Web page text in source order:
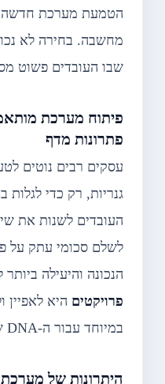
הטמעת מערכת חדשה
מחשבה. בחירה לא
שבו העובדים פשוט
פיתוח מערכת
פתרונות מדף
עסקים רבים נוטים
גנריות, רק כדי
העובדים לשנות את
לשלם סכומי עתק על
הנכונה והיעילה
פרויקטים היא
במיוחד עבור ה-DNA של הארגון שלכם.
היתרונות של